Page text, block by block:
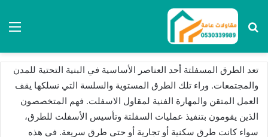
بحث عن
تعد الطرق المسفلتة أحد العناصر الأساسية في البنية التحتية للمدن
والمجتمعات. وراء تلك الطرق المستوية والسلسة التي نسلكها يقف
العمل المتقن والمهارة الفنية لمقاول الاسفلت. فهم المتخصصون
الذين يقومون بتنفيذ عمليات السفلتة وتأسيس الأسفلت للطرق،
سواء كانت طرق سكنية أو تجارية أو حتى طرق سريعة. في هذه